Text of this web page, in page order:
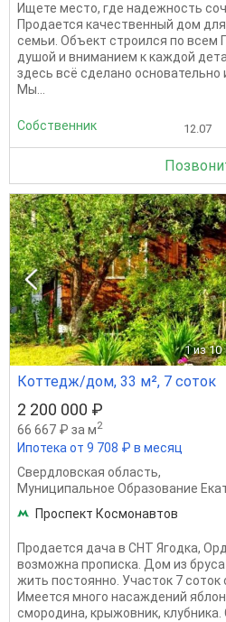
Ищете место, где надежность
Продается качественный дом
семьи. Объект строился по всем
душой и вниманием к каждой
здесь всё сделано основательно
Мы...
Собственник 12.07
1 из 10
Коттедж/дом, 33 м², 7 соток
2 200 000 ₽
66 667 ₽ за м2
Ипотека от 9 708 ₽ в месяц
Свердловская область,
Муниципальное Образование
Проспект Космонавтов
Продается дача в СНТ Ягодка,
возможна прописка. Дом из
жить постоянно. Участок 7 соток
Имеется много насаждений
смородина, крыжовник, клубника.